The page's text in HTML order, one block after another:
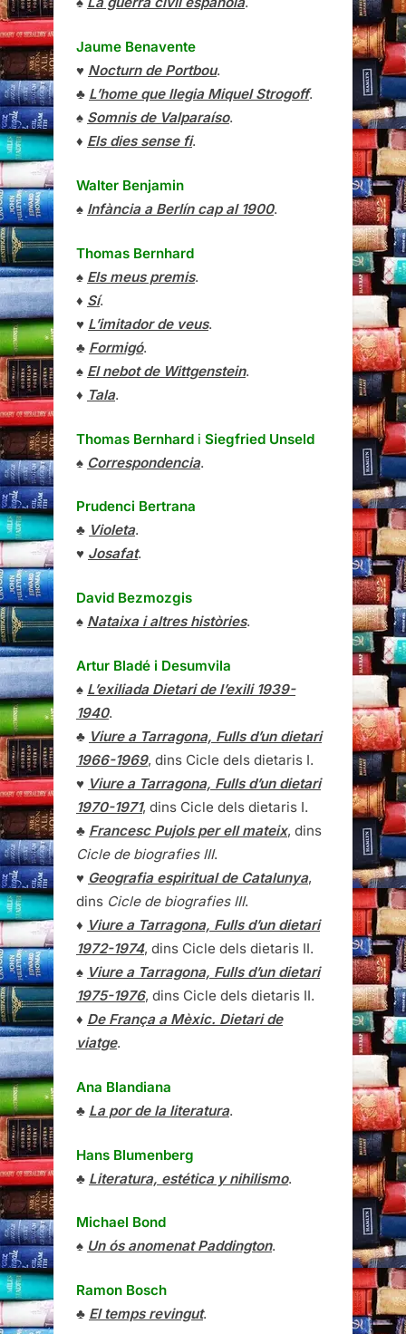
Jaume Benavente
♥ Nocturn de Portbou.
♣ L’home que llegia Miquel Strogoff.
♠ Somnis de Valparaíso.
♦ Els dies sense fi.
Walter Benjamin
♠ Infància a Berlín cap al 1900.
Thomas Bernhard
♠ Els meus premis.
♦ Sí.
♥ L’imitador de veus.
♣ Formigó.
♠ El nebot de Wittgenstein.
♦ Tala.
Thomas Bernhard i Siegfried Unseld
♠ Correspondencia.
Prudenci Bertrana
♣ Violeta.
♥ Josafat.
David Bezmozgis
♠ Nataixa i altres històries.
Artur Bladé i Desumvila
♠ L’exiliada Dietari de l’exili 1939-
1940.
♣ Viure a Tarragona, Fulls d’un dietari
1966-1969, dins Cicle dels dietaris I.
♥ Viure a Tarragona, Fulls d’un dietari
1970-1971, dins Cicle dels dietaris I.
♣ Francesc Pujols per ell mateix, dins
Cicle de biografies III.
♥ Geografia espiritual de Catalunya,
dins Cicle de biografies III.
♦ Viure a Tarragona, Fulls d’un dietari
1972-1974, dins Cicle dels dietaris II.
♠ Viure a Tarragona, Fulls d’un dietari
1975-1976, dins Cicle dels dietaris II.
♦ De França a Mèxic. Dietari de
viatge.
Ana Blandiana
♣ La por de la literatura.
Hans Blumenberg
♣ Literatura, estética y nihilismo.
Michael Bond
♠ Un ós anomenat Paddington.
Ramon Bosch
♣ El temps revingut.